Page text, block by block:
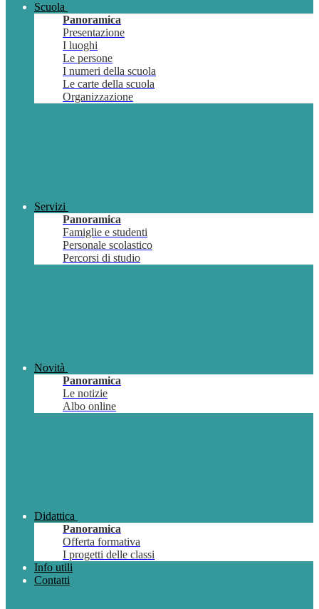
Scuola
Panoramica
Presentazione
I luoghi
Le persone
I numeri della scuola
Le carte della scuola
Organizzazione
Servizi
Panoramica
Famiglie e studenti
Personale scolastico
Percorsi di studio
Novità
Panoramica
Le notizie
Albo online
Didattica
Panoramica
Offerta formativa
I progetti delle classi
Info utili
Contatti